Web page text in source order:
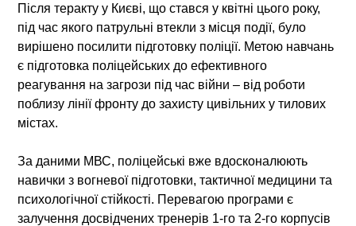
Після теракту у Києві, що стався у квітні цього року,
під час якого патрульні втекли з місця події, було
вирішено посилити підготовку поліції. Метою навчань
є підготовка поліцейських до ефективного
реагування на загрози під час війни – від роботи
поблизу лінії фронту до захисту цивільних у тилових
містах.
За даними МВС, поліцейські вже вдосконалюють
навички з вогневої підготовки, тактичної медицини та
психологічної стійкості. Перевагою програми є
залучення досвідчених тренерів 1-го та 2-го корпусів